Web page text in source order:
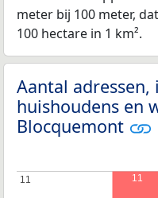
meter bij 100 meter,
100 hectare in 1 km².
Aantal adressen,
huishoudens en
Blocquemont
11
11 11